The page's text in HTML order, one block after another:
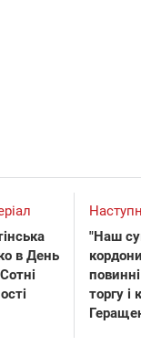
в День
"Наш
торгу і